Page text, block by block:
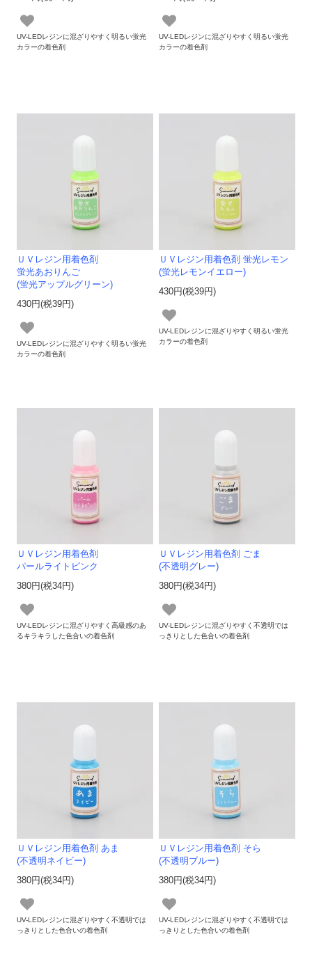
UV-LEDレジンに混ざりやすく明るい蛍光
カラーの着色剤
UV-LEDレジンに混ざりやすく明るい蛍光
カラーの着色剤
ＵＶレジン用着色剤
蛍光あおりんご
(蛍光アップルグリーン)
430円(税39円)
UV-LEDレジンに混ざりやすく明るい蛍光
カラーの着色剤
ＵＶレジン用着色剤 蛍光レモン
(蛍光レモンイエロー)
430円(税39円)
UV-LEDレジンに混ざりやすく明るい蛍光
カラーの着色剤
ＵＶレジン用着色剤
パールライトピンク
380円(税34円)
UV-LEDレジンに混ざりやすく高級感のあ
るキラキラした色合いの着色剤
ＵＶレジン用着色剤 ごま
(不透明グレー)
380円(税34円)
UV-LEDレジンに混ざりやすく不透明では
っきりとした色合いの着色剤
ＵＶレジン用着色剤 あま
(不透明ネイビー)
380円(税34円)
UV-LEDレジンに混ざりやすく不透明では
っきりとした色合いの着色剤
ＵＶレジン用着色剤 そら
(不透明ブルー)
380円(税34円)
UV-LEDレジンに混ざりやすく不透明では
っきりとした色合いの着色剤